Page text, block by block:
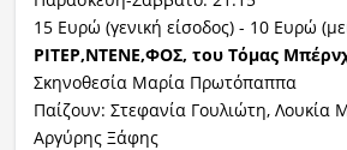
15 Ευρώ (γενική είσοδος) - 10 Ευρώ
ΡΙΤΕΡ,ΝΤΕΝΕ,ΦΟΣ, του Τόμας
Σκηνοθεσία Μαρία Πρωτόπαππα
Παίζουν: Στεφανία Γουλιώτη, Λουκία
Αργύρης Ξάφης